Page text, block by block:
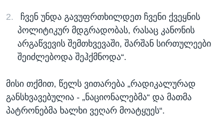
ჩვენ უნდა გავუფრთხილდეთ ჩვენი ქვეყნის
პოლიტიკურ მდგრადობას, რასაც კანონის
არგაწვევის შემთხვევაში, შარშან სირთულეები
შეიძლებოდა შეჰქმნოდა“.
მისი თქმით, წელს ვითარება „რადიკალურად
განსხვავებულია - „ნაციონალებმა“ და მათმა
პატრონებმა ხალხი ვეღარ მოატყუეს“.